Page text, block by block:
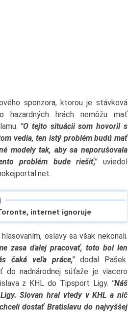
sponzora, ktorou je stávková
hazardných hrách nemôžu mať
"O tejto situácii som hovoril s
vedia, ten istý problém budú mať
modely tak, aby sa neporušovala
problém bude riešiť,"uviedol
internet ignoruje
oslavy sa však nekonali.
zasa ďalej pracovať, toto bol len
čaká veľa práce,"dodal Pašek.
do nadnárodnej súťaže je viacero
z KHL do Tipsport Ligy. "Náš
Slovan hral vtedy v KHL a nič
dostať Bratislavu do najvyššej